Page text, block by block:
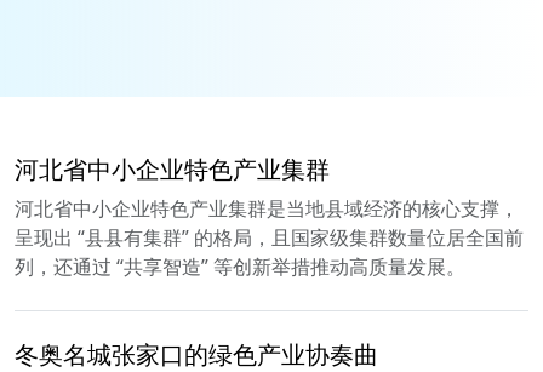
河北省中小企业特色产业集群
河北省中小企业特色产业集群是当地县域经济的核心支撑，
呈现出 “县县有集群” 的格局，且国家级集群数量位居全国前
列，还通过 “共享智造” 等创新举措推动高质量发展。
冬奥名城张家口的绿色产业协奏曲